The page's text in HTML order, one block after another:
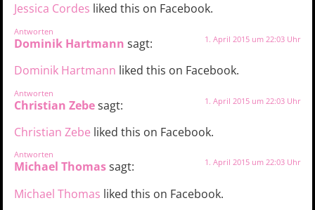
Jessica Cordes liked this on Facebook.
Antworten
Dominik Hartmann sagt: 1. April 2015 um 22:03 Uhr
Dominik Hartmann liked this on Facebook.
Antworten
Christian Zebesagt: 1. April 2015 um 22:03 Uhr
Christian Zebe liked this on Facebook.
Antworten
Michael Thomassagt: 1. April 2015 um 22:03 Uhr
Michael Thomas liked this on Facebook.